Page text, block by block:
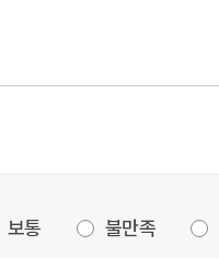
보통 불만족